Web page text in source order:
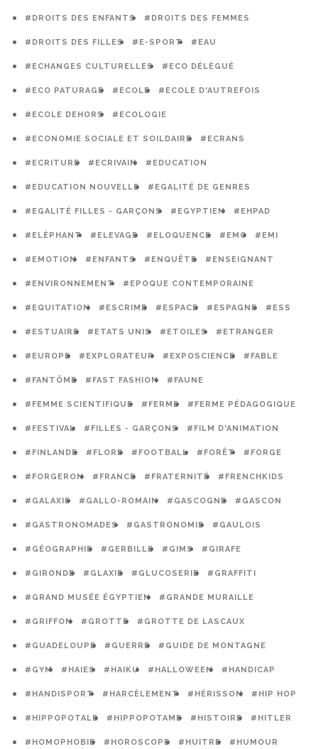
#DROITS DES ENFANTS #DROITS DES FEMMES
#DROITS DES FILLES #E-SPORT #EAU
#ECHANGES CULTURELLES #ECO DÉLÉGUÉ
#ECO PATURAGE #ECOLE #ECOLE D'AUTREFOIS
#ECOLE DEHORS #ECOLOGIE
#ECONOMIE SOCIALE ET SOILDAIRE #ECRANS
#ECRITURE #ECRIVAIN #EDUCATION
#EDUCATION NOUVELLE #EGALITÉ DE GENRES
#EGALITÉ FILLES - GARÇONS #EGYPTIEN #EHPAD
#ELÉPHANT #ELEVAGE #ELOQUENCE #EMC #EMI
#EMOTION #ENFANTS #ENQUÊTE #ENSEIGNANT
#ENVIRONNEMENT #EPOQUE CONTEMPORAINE
#EQUITATION #ESCRIME #ESPACE #ESPAGNE #ESS
#ESTUAIRE #ETATS UNIS #ETOILES #ETRANGER
#EUROPE #EXPLORATEUR #EXPOSCIENCE #FABLE
#FANTÔME #FAST FASHION #FAUNE
#FEMME SCIENTIFIQUE #FERME #FERME PÉDAGOGIQUE
#FESTIVAL #FILLES - GARÇONS #FILM D'ANIMATION
#FINLANDE #FLORE #FOOTBALL #FORÊT #FORGE
#FORGERON #FRANCE #FRATERNITÉ #FRENCHKIDS
#GALAXIE #GALLO-ROMAIN #GASCOGNE #GASCON
#GASTRONOMADES #GASTRONOMIE #GAULOIS
#GÉOGRAPHIE #GERBILLE #GIMS #GIRAFE
#GIRONDE #GLAXIE #GLUCOSERIE #GRAFFITI
#GRAND MUSÉE ÉGYPTIEN #GRANDE MURAILLE
#GRIFFON #GROTTE #GROTTE DE LASCAUX
#GUADELOUPE #GUERRE #GUIDE DE MONTAGNE
#GYM #HAIES #HAIKU #HALLOWEEN #HANDICAP
#HANDISPORT #HARCÈLEMENT #HÉRISSON #HIP HOP
#HIPPOPOTALE #HIPPOPOTAME #HISTOIRE #HITLER
#HOMOPHOBIE #HOROSCOPE #HUITRE #HUMOUR